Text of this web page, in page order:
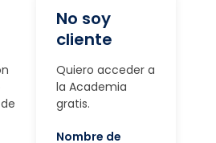
No soy
cliente
Quiero acceder a
la Academia
gratis.
Nombre de